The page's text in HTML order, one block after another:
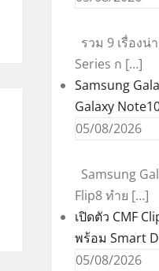
รวม 9 เรื่องน่
Series ก […]
Samsung
Galaxy
05/08/2026
Samsung
Flip8 ทำย […]
เปิดตัว CMF
พร้อม Smart
05/08/2026